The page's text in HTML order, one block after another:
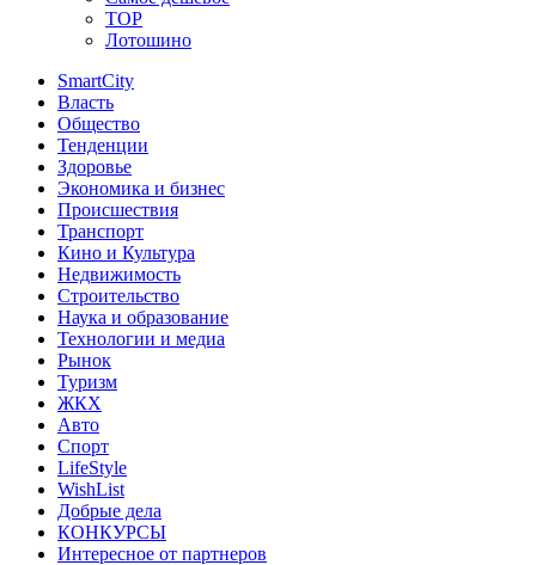
TOP
Лотошино
SmartCity
Власть
Общество
Тенденции
Здоровье
Экономика и бизнес
Происшествия
Транспорт
Кино и Культура
Недвижимость
Строительство
Наука и образование
Технологии и медиа
Рынок
Туризм
ЖКХ
Авто
Спорт
LifeStyle
WishList
Добрые дела
КОНКУРСЫ
Интересное от партнеров